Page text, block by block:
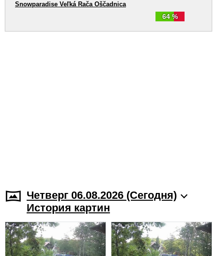
64 %
Snowparadise Veľká Rača Oščadnica
Четверг 06.08.2026 (Cегодня)
История картин